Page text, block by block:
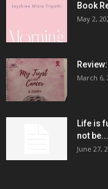
Book
May 2,
March 6,
Life is
not be...
June 27,